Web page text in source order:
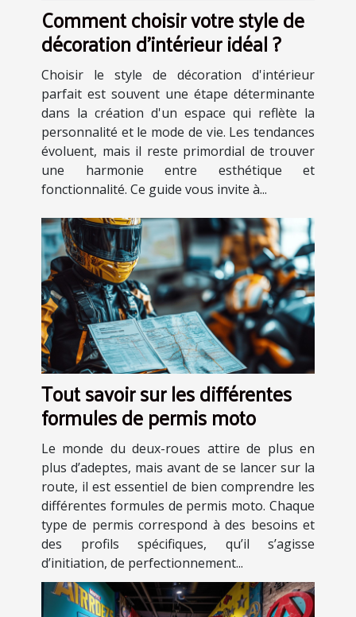
Comment choisir votre style de
décoration d'intérieur idéal ?
Choisir le style de décoration d'intérieur
parfait est souvent une étape déterminante
dans la création d'un espace qui reflète la
personnalité et le mode de vie. Les tendances
évoluent, mais il reste primordial de trouver
une harmonie entre esthétique et
fonctionnalité. Ce guide vous invite à...
Tout savoir sur les différentes
formules de permis moto
Le monde du deux-roues attire de plus en
plus d’adeptes, mais avant de se lancer sur la
route, il est essentiel de bien comprendre les
différentes formules de permis moto. Chaque
type de permis correspond à des besoins et
des profils spécifiques, qu’il s’agisse
d’initiation, de perfectionnement...